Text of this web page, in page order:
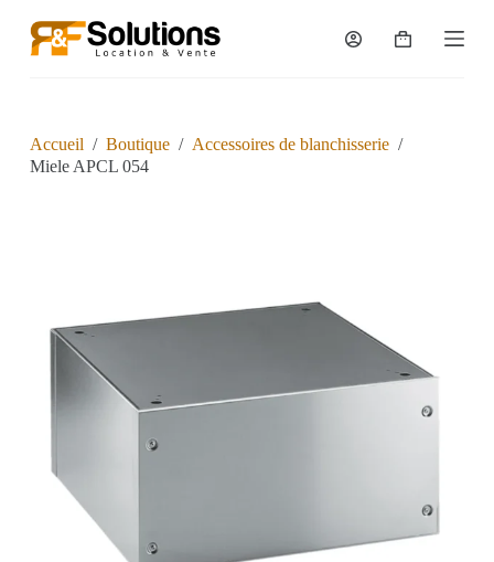
u
Accueil / Boutique / Accessoires de blanchisserie /
Miele APCL 054